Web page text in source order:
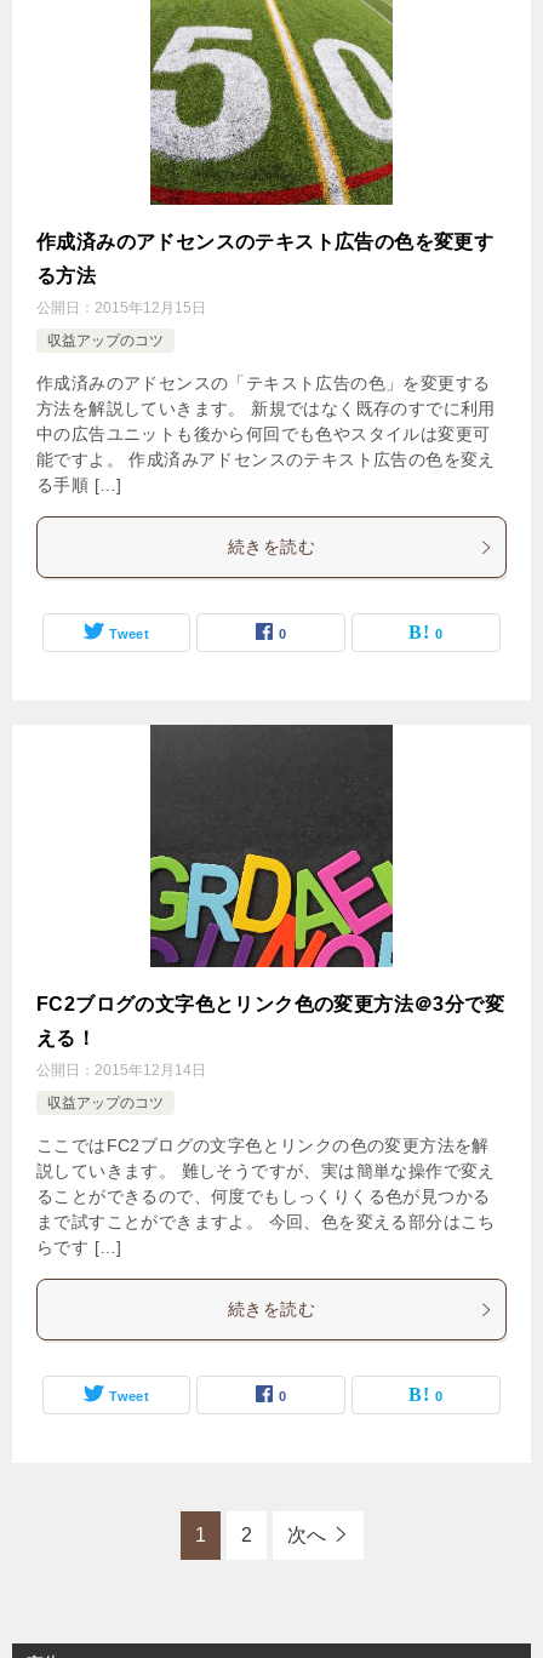
作成済みのアドセンスのテキスト広告の色を変更す
る方法
公開日： 2015年12月15日
収益アップのコツ
作成済みのアドセンスの「テキスト広告の色」を変更する
方法を解説していきます。 新規ではなく既存のすでに利用
中の広告ユニットも後から何回でも色やスタイルは変更可
能ですよ。 作成済みアドセンスのテキスト広告の色を変え
る手順 […]
続きを読む
Tweet 0 0
FC2ブログの文字色とリンク色の変更方法＠3分で変
える！
公開日： 2015年12月14日
収益アップのコツ
ここではFC2ブログの文字色とリンクの色の変更方法を解
説していきます。 難しそうですが、実は簡単な操作で変え
ることができるので、何度でもしっくりくる色が見つかる
まで試すことができますよ。 今回、色を変える部分はこち
らです […]
続きを読む
Tweet 0 0
1 2 次へ